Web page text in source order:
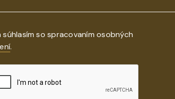
so spracovaním osobných
.